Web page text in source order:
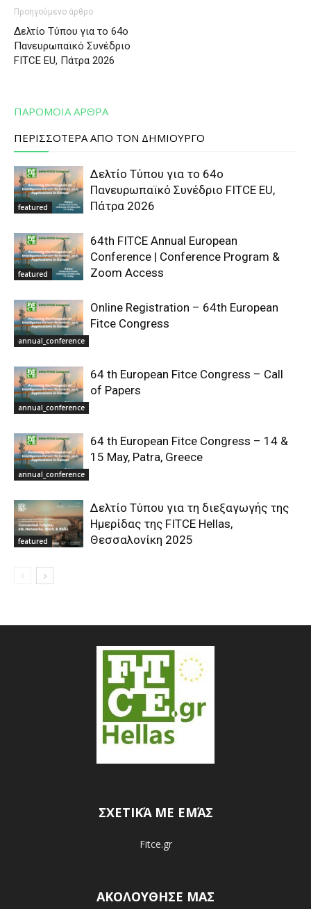
Προηγούμενο άρθρο
Δελτίο Τύπου για το 64ο
Πανευρωπαϊκό Συνέδριο
FITCE EU, Πάτρα 2026
ΠΑΡΟΜΟΙΑ ΑΡΘΡΑ
ΠΕΡΙΣΣΟΤΕΡΑ ΑΠΟ ΤΟΝ ΔΗΜΙΟΥΡΓΟ
featured
Δελτίο Τύπου για το 64ο
Πανευρωπαϊκό Συνέδριο FITCE EU,
Πάτρα 2026
featured
64th FITCE Annual European
Conference | Conference Program &
Zoom Access
annual_conference
Online Registration – 64th European
Fitce Congress
annual_conference
64 th European Fitce Congress – Call
of Papers
annual_conference
64 th European Fitce Congress – 14 &
15 May, Patra, Greece
featured
Δελτίο Τύπου για τη διεξαγωγής της
Ημερίδας της FITCE Hellas,
Θεσσαλονίκη 2025
ΣΧΕΤΙΚΆ ΜΕ ΕΜΆΣ
Fitce.gr
ΑΚΟΛΟΥΘΗΣΕ ΜΑΣ